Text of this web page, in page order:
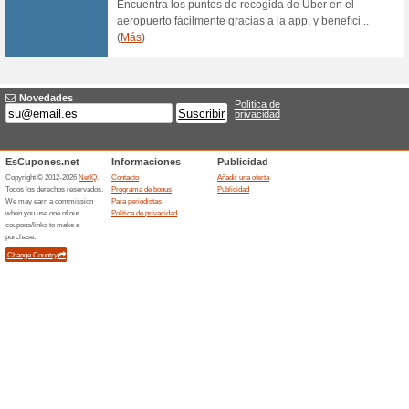
100% ha funcionado
Best Hotels no le cobrará
Ofertas finalizada... (23x)